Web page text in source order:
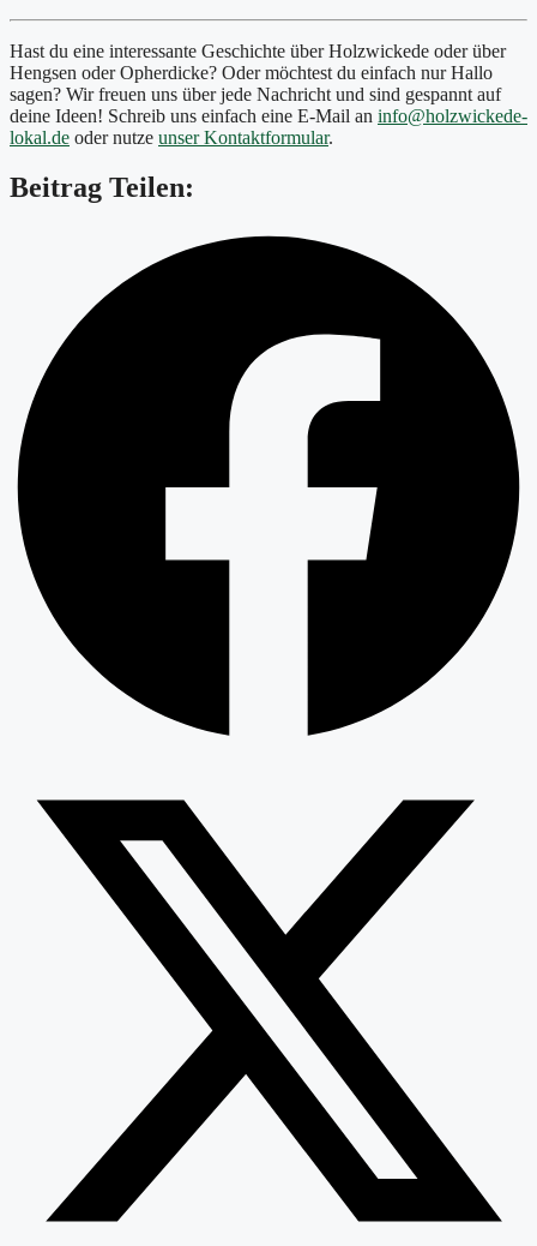
Hast du eine interessante Geschichte über Holzwickede oder über
Hengsen oder Opherdicke? Oder möchtest du einfach nur Hallo
sagen? Wir freuen uns über jede Nachricht und sind gespannt auf
deine Ideen! Schreib uns einfach eine E-Mail an info@holzwickede-
lokal.de oder nutze unser Kontaktformular.
Beitrag Teilen: